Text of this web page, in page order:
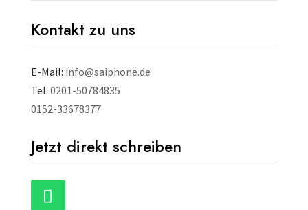
Kontakt zu uns
E-Mail: info@saiphone.de
Tel: 0201-50784835
0152-33678377
Jetzt direkt schreiben